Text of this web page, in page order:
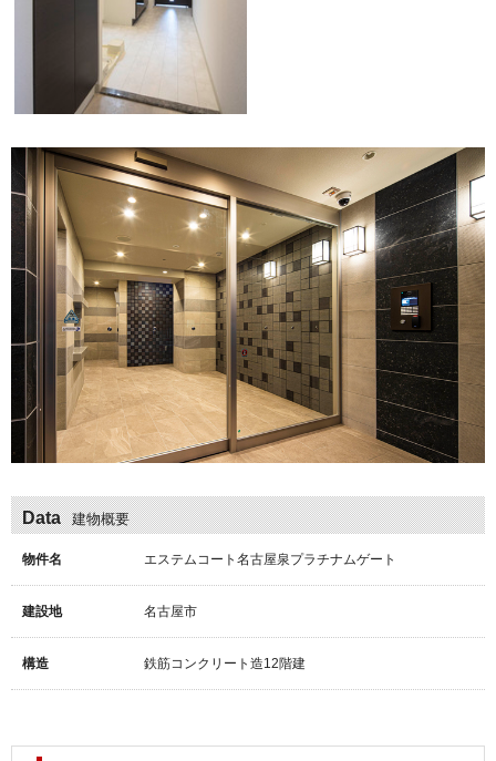
Data 建物概要
物件名 エステムコート名古屋泉プラチナムゲート
建設地 名古屋市
構造 鉄筋コンクリート造12階建